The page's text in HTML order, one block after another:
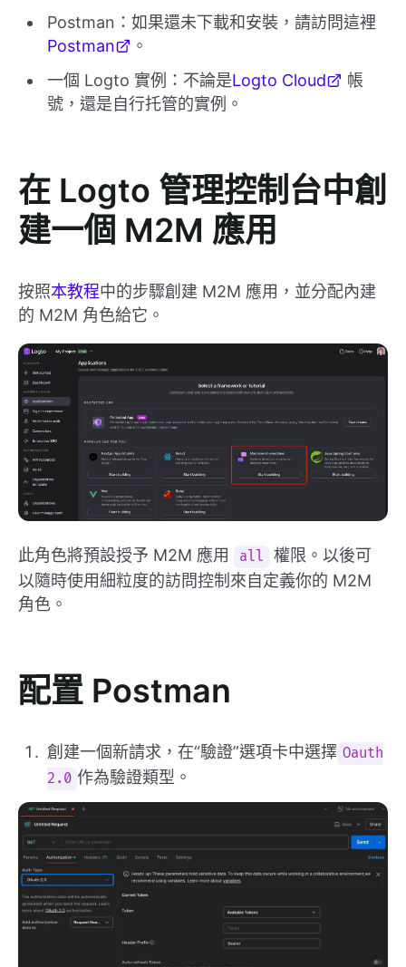
Postman：如果還未下載和安裝，請訪問這裡
Postman
。
一個 Logto 實例：不論是Logto Cloud
帳
號，還是自行托管的實例。
在 Logto 管理控制台中創
建一個 M2M 應用
按照本教程中的步驟創建 M2M 應用，並分配內建
的 M2M 角色給它。
此角色將預設授予 M2M 應用 all
權限。以後可
以隨時使用細粒度的訪問控制來自定義你的 M2M
角色。
配置 Postman
創建一個新請求，在“驗證”選項卡中選擇 Oauth
2.0 作為驗證類型。